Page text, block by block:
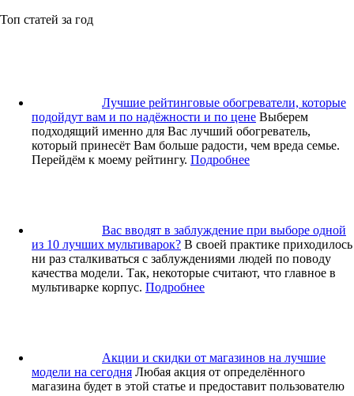
Топ статей за год
Лучшие рейтинговые обогреватели, которые
подойдут вам и по надёжности и по цене Выберем
подходящий именно для Вас лучший обогреватель,
который принесёт Вам больше радости, чем вреда семье.
Перейдём к моему рейтингу. Подробнее
Вас вводят в заблуждение при выборе одной
из 10 лучших мультиварок? В своей практике приходилось
ни раз сталкиваться с заблуждениями людей по поводу
качества модели. Так, некоторые считают, что главное в
мультиварке корпус. Подробнее
Акции и скидки от магазинов на лучшие
модели на сегодня Любая акция от определённого
магазина будет в этой статье и предоставит пользователю